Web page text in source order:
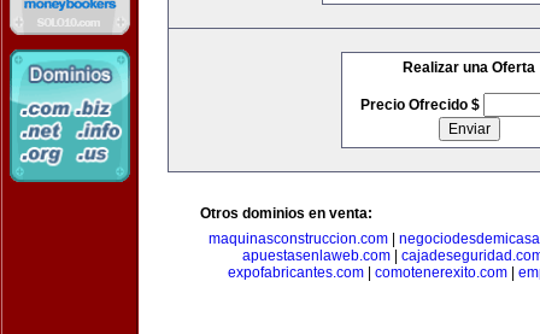
Realizar una Oferta
Precio Ofrecido $
Otros dominios en venta:
maquinasconstruccion.com
apuestasenlaweb.com
expofabricantes.com| comotenerexito.com|